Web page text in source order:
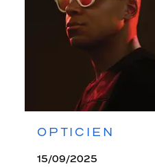
OPTICIEN
15/09/2025